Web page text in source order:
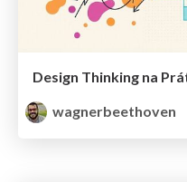
wagnerbeethoven